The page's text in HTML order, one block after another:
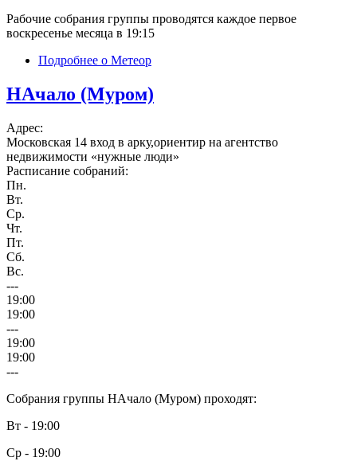
Рабочие собрания группы проводятся каждое первое
воскресенье месяца в 19:15
Подробнее о Метеор
НАчало (Муром)
Адрес:
Московская 14 вход в арку,ориентир на агентство
недвижимости «нужные люди»
Расписание собраний:
Пн.
Вт.
Ср.
Чт.
Пт.
Сб.
Вс.
---
19:00
19:00
---
19:00
19:00
---
Собрания группы НАчало (Муром) проходят:
Вт - 19:00
Ср - 19:00